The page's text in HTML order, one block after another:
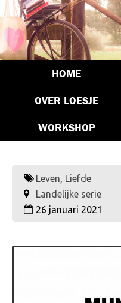
HOME
OVER LOESJE
WORKSHOP
Leven, Liefde
Landelijke serie
26 januari 2021